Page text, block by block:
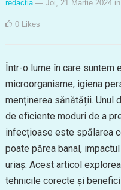
redactia — Joi, 21 Martie 2024 in
0 Likes
Într-o lume în care suntem
microorganisme, igiena
menținerea sănătății. Unul
de eficiente moduri de a
infecțioase este spălarea
poate părea banal,
uriaș. Acest articol
tehnicile corecte și